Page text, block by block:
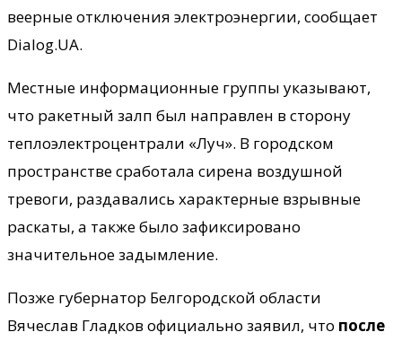
веерные отключения электроэнергии, сообщает
Dialog.UA.
Местные информационные группы указывают,
что ракетный залп был направлен в сторону
теплоэлектроцентрали «Луч». В городском
пространстве сработала сирена воздушной
тревоги, раздавались характерные взрывные
раскаты, а также было зафиксировано
значительное задымление.
Позже губернатор Белгородской области
Вячеслав Гладков официально заявил, что после